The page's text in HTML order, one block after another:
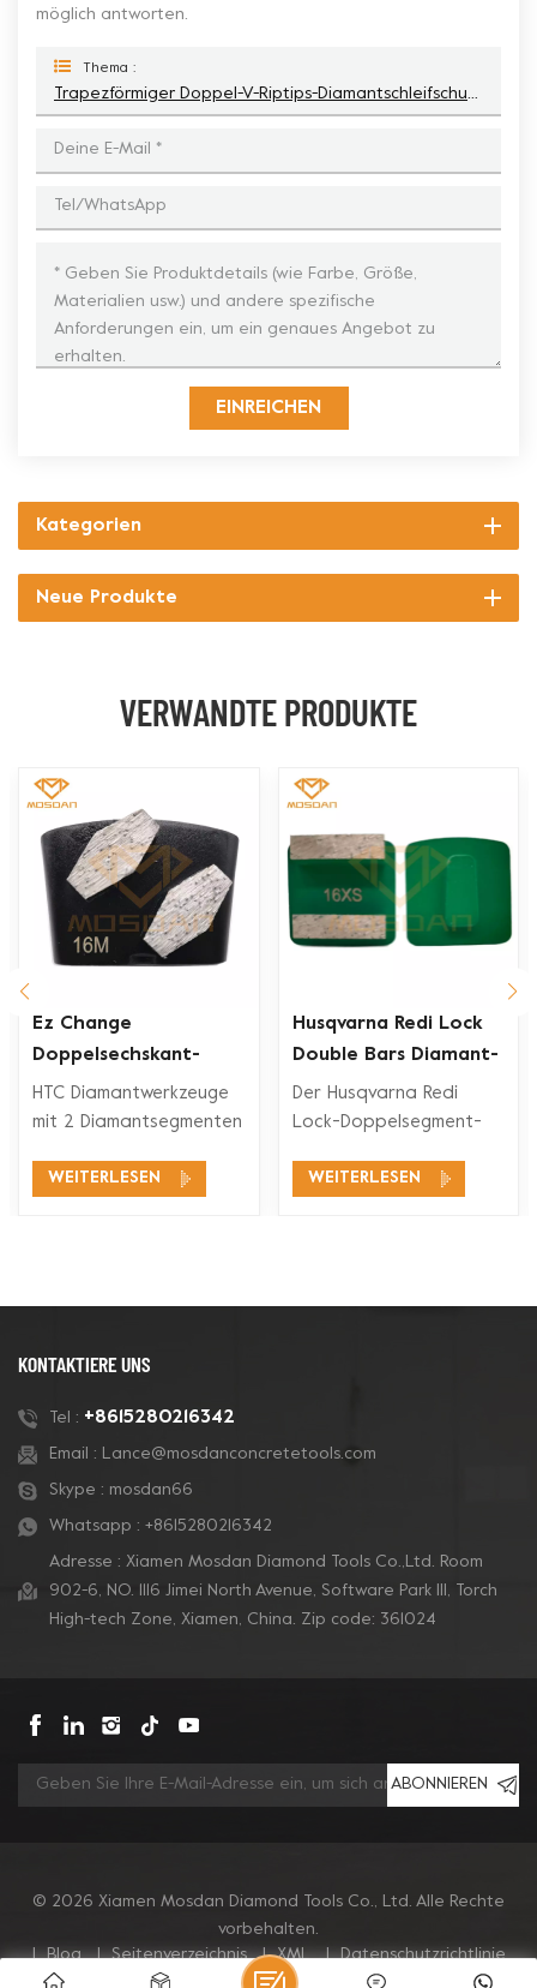
möglich antworten.
Thema :
Trapezförmiger Doppel-V-Riptips-Diamantschleifschuh Für Betonböden
EINREICHEN
Kategorien
Neue Produkte
VERWANDTE PRODUKTE
Ez Change
Doppelsechskant-
Segment-Diamant-
Schleifschuh
HTC Diamantwerkzeuge
mit 2 Diamantsegmenten
breites
WEITERLESEN
Husqvarna Redi Lock
Double Bars Diamant-
Schleifschuh für
Betonboden
Der Husqvarna Redi
Lock-Doppelsegment-
mit den Husqvarna Redi
WEITERLESEN
KONTAKTIERE UNS
Tel : +8615280216342
Email : Lance@mosdanconcretetools.com
Skype : mosdan66
Whatsapp : +8615280216342
Adresse : Xiamen Mosdan Diamond Tools Co.,Ltd. Room
902-6, NO. 1116 Jimei North Avenue, Software Park Ill, Torch
High-tech Zone, Xiamen, China. Zip code: 361024
ABONNIEREN
© 2026 Xiamen Mosdan Diamond Tools Co., Ltd. Alle Rechte
vorbehalten.
|
Blog | Seitenverzeichnis | XML | Datenschutzrichtlinie